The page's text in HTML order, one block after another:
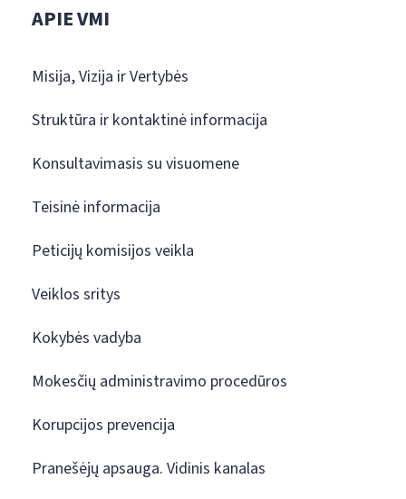
APIE VMI
Misija, Vizija ir Vertybės
Struktūra ir kontaktinė informacija
Konsultavimasis su visuomene
Teisinė informacija
Peticijų komisijos veikla
Veiklos sritys
Kokybės vadyba
Mokesčių administravimo procedūros
Korupcijos prevencija
Pranešėjų apsauga. Vidinis kanalas